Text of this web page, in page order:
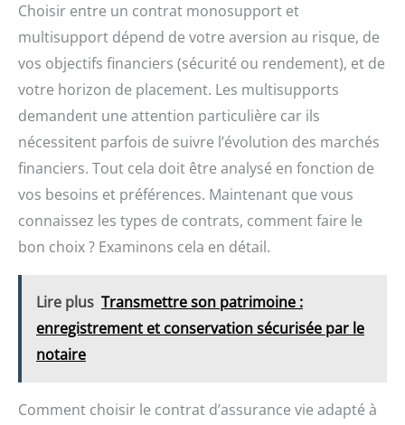
Choisir entre un contrat monosupport et
multisupport dépend de votre aversion au risque, de
vos objectifs financiers (sécurité ou rendement), et de
votre horizon de placement. Les multisupports
demandent une attention particulière car ils
nécessitent parfois de suivre l’évolution des marchés
financiers. Tout cela doit être analysé en fonction de
vos besoins et préférences. Maintenant que vous
connaissez les types de contrats, comment faire le
bon choix ? Examinons cela en détail.
Lire plus Transmettre son patrimoine :
enregistrement et conservation sécurisée par le
notaire
Comment choisir le contrat d’assurance vie adapté à